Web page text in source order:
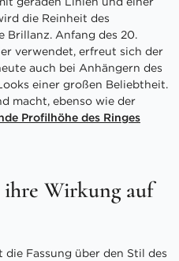
die Reinheit des
Brillanz. Anfang des 20.
verwendet, erfreut sich der
auch bei Anhängern des
einer großen Beliebtheit.
macht, ebenso wie der
Profilhöhe des Ringes
ihre Wirkung auf
Fassung über den Stil des